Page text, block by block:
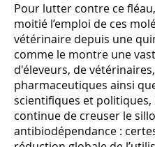
Pour lutter contre ce
moitié l’emploi de ces
vétérinaire depuis une
comme le montre une
d'éleveurs, de
pharmaceutiques ainsi
scientifiques et politiques,
continue de creuser le
antibiodépendance :